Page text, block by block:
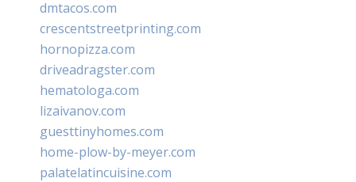
dmtacos.com
crescentstreetprinting.com
hornopizza.com
driveadragster.com
hematologa.com
lizaivanov.com
guesttinyhomes.com
home-plow-by-meyer.com
palatelatincuisine.com